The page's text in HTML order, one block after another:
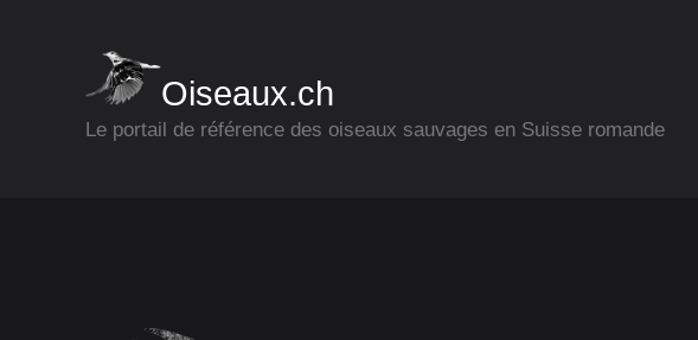
Oiseaux.ch
Le portail de référence des oiseaux sauvages en Suisse romande